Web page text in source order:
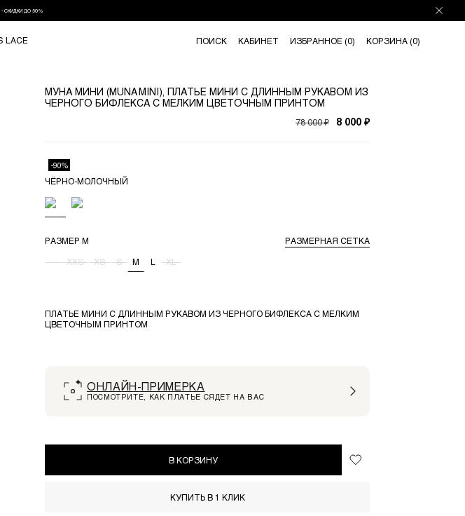
СКИДКИ ДО 50%
ПОИСК КАБИНЕТ ИЗБРАННОЕ (0) КОРЗИНА (0)
МУНА МИНИ (MUNA MINI), ПЛАТЬЕ МИНИ С ДЛИННЫМ РУКАВОМ ИЗ
ЧЕРНОГО БИФЛЕКСА С МЕЛКИМ ЦВЕТОЧНЫМ ПРИНТОМ
8 000 ₽
78 000 ₽
-90%
ПЛАТЬЕ МИНИ С ДЛИННЫМ РУКАВОМ ИЗ ЧЕРНОГО БИФЛЕКСА С МЕЛКИМ
ЦВЕТОЧНЫМ ПРИНТОМ
ЧЁРHО-МОЛОЧНЫЙ
ОНЛАЙН-ПРИМЕРКА
ПОСМОТРИТЕ, КАК ПЛАТЬЕ СЯДЕТ НА ВАС
В КОРЗИНУ
КУПИТЬ В 1 КЛИК
РАЗМЕР M РАЗМЕРНАЯ СЕТКА
- XXS XS S M L XL